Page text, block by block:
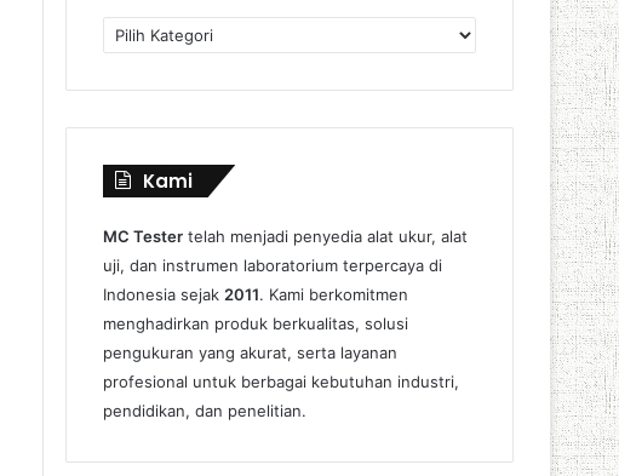
Kategori
Produk
Kami
MC Tester telah menjadi penyedia alat ukur, alat
uji, dan instrumen laboratorium terpercaya di
Indonesia sejak 2011. Kami berkomitmen
menghadirkan produk berkualitas, solusi
pengukuran yang akurat, serta layanan
profesional untuk berbagai kebutuhan industri,
pendidikan, dan penelitian.